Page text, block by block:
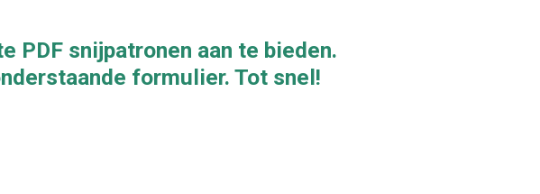
PDF snijpatronen aan te bieden.
formulier. Tot snel!